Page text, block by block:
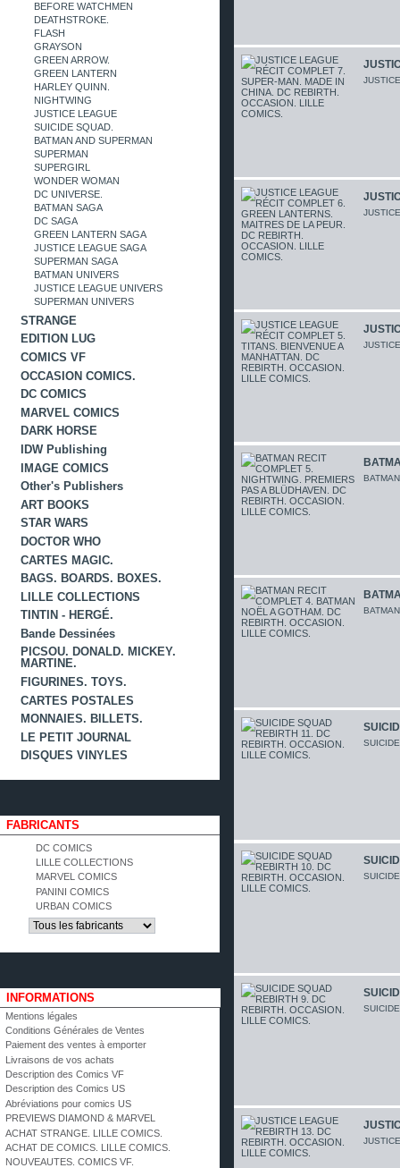
BEFORE WATCHMEN
DEATHSTROKE.
FLASH
GRAYSON
GREEN ARROW.
GREEN LANTERN
HARLEY QUINN.
NIGHTWING
JUSTICE LEAGUE
SUICIDE SQUAD.
BATMAN AND SUPERMAN
SUPERMAN
SUPERGIRL
WONDER WOMAN
DC UNIVERSE.
BATMAN SAGA
DC SAGA
GREEN LANTERN SAGA
JUSTICE LEAGUE SAGA
SUPERMAN SAGA
BATMAN UNIVERS
JUSTICE LEAGUE UNIVERS
SUPERMAN UNIVERS
STRANGE
EDITION LUG
COMICS VF
OCCASION COMICS.
DC COMICS
MARVEL COMICS
DARK HORSE
IDW Publishing
IMAGE COMICS
Other's Publishers
ART BOOKS
STAR WARS
DOCTOR WHO
CARTES MAGIC.
BAGS. BOARDS. BOXES.
LILLE COLLECTIONS
TINTIN - HERGÉ.
Bande Dessinées
PICSOU. DONALD. MICKEY.
MARTINE.
FIGURINES. TOYS.
CARTES POSTALES
MONNAIES. BILLETS.
LE PETIT JOURNAL
DISQUES VINYLES
FABRICANTS
DC COMICS
LILLE COLLECTIONS
MARVEL COMICS
PANINI COMICS
URBAN COMICS
INFORMATIONS
Mentions légales
Conditions Générales de Ventes
Paiement des ventes à emporter
Livraisons de vos achats
Description des Comics VF
Description des Comics US
Abréviations pour comics US
PREVIEWS DIAMOND & MARVEL
ACHAT STRANGE. LILLE COMICS.
ACHAT DE COMICS. LILLE COMICS.
NOUVEAUTES. COMICS VF.
SUICIDE
SUICIDE
SUICIDE
JUSTICE